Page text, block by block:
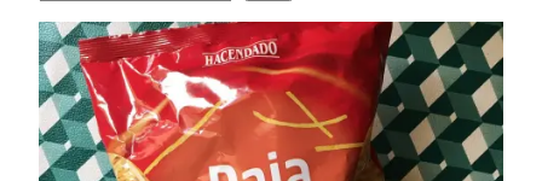
s
c
a
r